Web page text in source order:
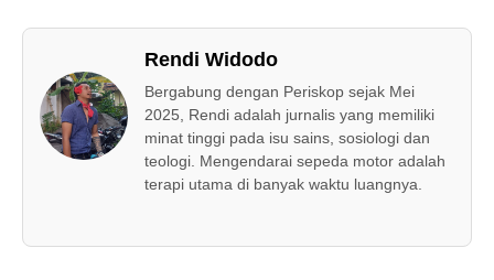
Rendi Widodo
Bergabung dengan Periskop sejak Mei
2025, Rendi adalah jurnalis yang memiliki
minat tinggi pada isu sains, sosiologi dan
teologi. Mengendarai sepeda motor adalah
terapi utama di banyak waktu luangnya.